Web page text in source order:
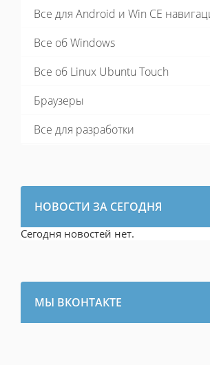
Все для Android и Win CE
Все об Windows
Все об Linux Ubuntu Touch
Браузеры
Все для разработки
НОВОСТИ ЗА СЕГОДНЯ
Сегодня новостей нет.
МЫ ВКОНТАКТЕ